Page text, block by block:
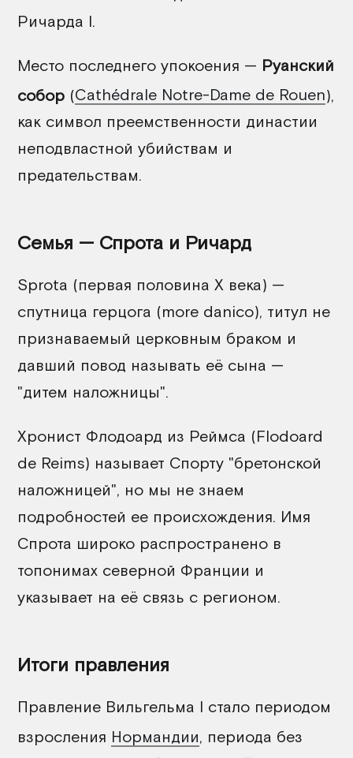
Ричарда I.
Место последнего упокоения — Руанский
собор (Cathédrale Notre-Dame de Rouen),
как символ преемственности династии
неподвластной убийствам и
предательствам.
Семья — Спрота и Ричард
Sprota (первая половина X века) —
спутница герцога (more danico), титул не
признаваемый церковным браком и
давший повод называть её сына —
"дитем наложницы".
Хронист Флодоард из Реймса (Flodoard
de Reims) называет Спорту "бретонской
наложницей", но мы не знаем
подробностей ее происхождения. Имя
Спрота широко распространено в
топонимах северной Франции и
указывает на её связь с регионом.
Итоги правления
Правление Вильгельма I стало периодом
взросления Нормандии, периода без